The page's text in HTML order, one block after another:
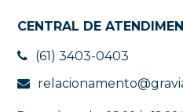
CENTRAL DE
(61) 3403-0403